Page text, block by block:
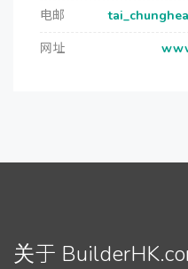
电邮
网址
关于